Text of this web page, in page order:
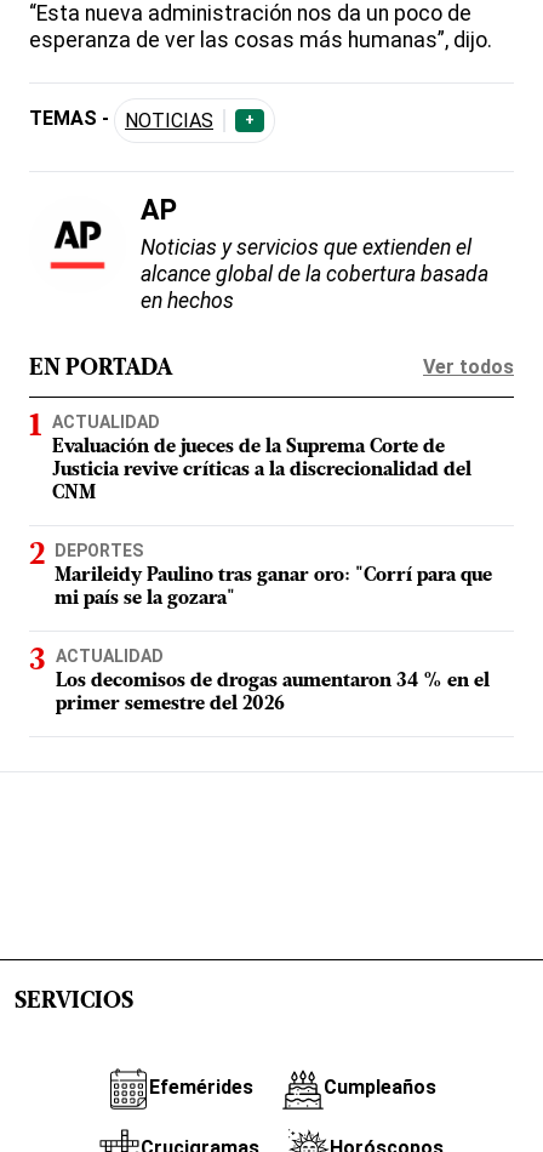
“Esta nueva administración nos da un poco de
esperanza de ver las cosas más humanas”, dijo.
TEMAS - NOTICIAS +
AP
Noticias y servicios que extienden el
alcance global de la cobertura basada
en hechos
EN PORTADA Ver todos
ACTUALIDAD
Evaluación de jueces de la Suprema Corte de
Justicia revive críticas a la discrecionalidad del
CNM
DEPORTES
Marileidy Paulino tras ganar oro: "Corrí para que
mi país se la gozara"
ACTUALIDAD
Los decomisos de drogas aumentaron 34 % en el
primer semestre del 2026
SERVICIOS
Efemérides Cumpleaños